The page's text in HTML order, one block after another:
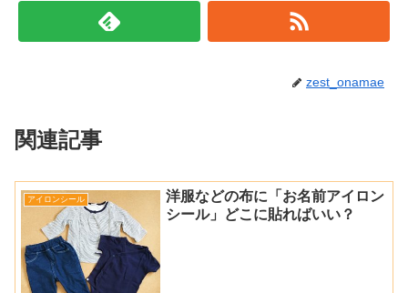
zest_onamae
関連記事
アイロンシール
洋服などの布に「お名前アイロン
シール」どこに貼ればいい？